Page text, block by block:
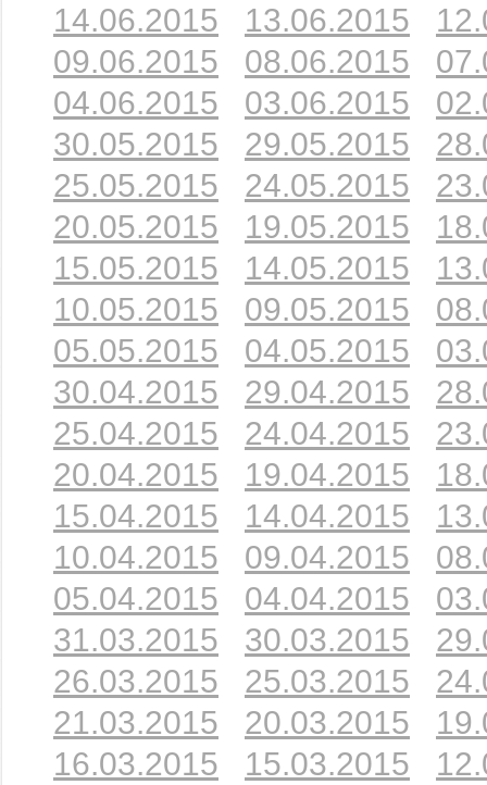
14.06.2015
13.06.2015
09.06.2015
08.06.2015
04.06.2015
03.06.2015
30.05.2015
29.05.2015
25.05.2015
24.05.2015
20.05.2015
19.05.2015
15.05.2015
14.05.2015
10.05.2015
09.05.2015
05.05.2015
04.05.2015
30.04.2015
29.04.2015
25.04.2015
24.04.2015
20.04.2015
19.04.2015
15.04.2015
14.04.2015
10.04.2015
09.04.2015
05.04.2015
04.04.2015
31.03.2015
30.03.2015
26.03.2015
25.03.2015
21.03.2015
20.03.2015
16.03.2015
15.03.2015